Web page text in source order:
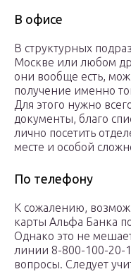
В офисе
В структурных
Москве или любом
они вообще есть,
получение именно
Для этого нужно
документы, благо
лично посетить
месте и особой
По телефону
К сожалению,
карты Альфа Банка
Однако это не
линии 8-800-100-20-
вопросы. Следует